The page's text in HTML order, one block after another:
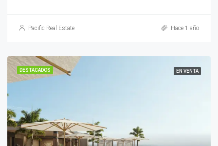
Pacific Real Estate Hace 1 año
DESTACADOS EN VENTA